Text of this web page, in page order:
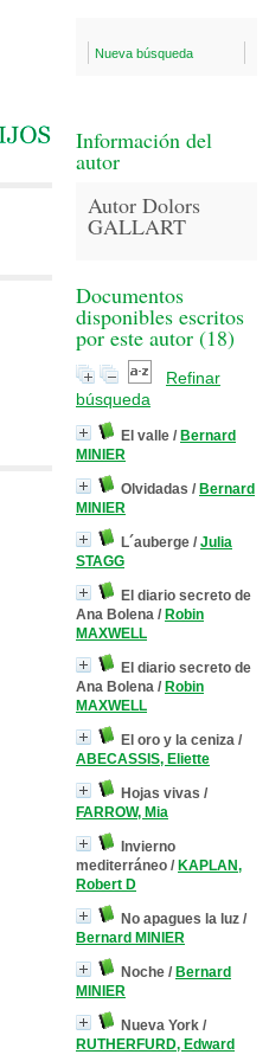
Nueva búsqueda
Información del
autor
Autor Dolors
GALLART
Documentos
disponibles escritos
por este autor (18)
Refinar
búsqueda
El valle / Bernard
MINIER
Olvidadas / Bernard
MINIER
L´auberge / Julia
STAGG
El diario secreto de
Ana Bolena / Robin
MAXWELL
El diario secreto de
Ana Bolena / Robin
MAXWELL
El oro y la ceniza /
ABECASSIS, Eliette
Hojas vivas /
FARROW, Mia
Invierno
mediterráneo / KAPLAN,
Robert D
No apagues la luz /
Bernard MINIER
Noche / Bernard
MINIER
Nueva York /
RUTHERFURD, Edward